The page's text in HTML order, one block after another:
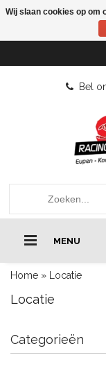
Bel
MENU
Home » Locatie
Locatie
Categorieën
Wij slaan cookies op om